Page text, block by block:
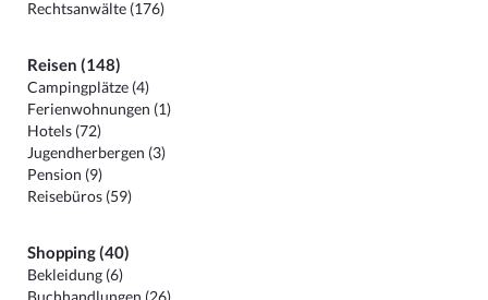
Rechtsanwälte (176)
Reisen (148)
Campingplätze (4)
Ferienwohnungen (1)
Hotels (72)
Jugendherbergen (3)
Pension (9)
Reisebüros (59)
Shopping (40)
Bekleidung (6)
Buchhandlungen (26)